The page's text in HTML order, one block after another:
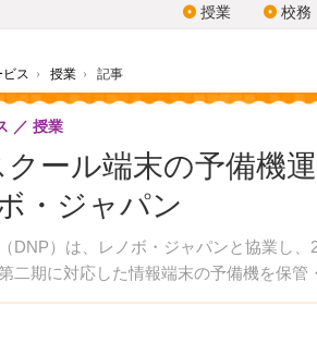
授業 校務
ス › 授業 › 記事
クール端末の予備機
・ジャパン
DNP）は、レノボ・ジャパンと協業し
二期に対応した情報端末の予備機を保管
授業